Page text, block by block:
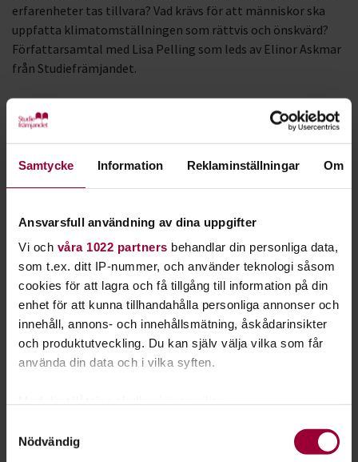
Samtycke Information Reklaminställningar Om
Ansvarsfull användning av dina uppgifter
Vi och våra 1022 partners behandlar din personliga data,
som t.ex. ditt IP-nummer, och använder teknologi såsom
cookies för att lagra och få tillgång till information på din
enhet för att kunna tillhandahålla personliga annonser och
innehåll, annons- och innehållsmätning, åskådarinsikter
och produktutveckling. Du kan själv välja vilka som får
använda din data och i vilka syften.
som kan ha en noggrannhet på upp till flera meter
Nödvändig
erfarenheter tas tillvara? Vad krävs för att människor ska
uppfatta klimatomställningen som rättvis och önskvärd?
Författarsamtal med Lisa Pelling som leds av Elinor Askmar
från Studiefrämjandet.
Frihet på cykel
Cykelfrämjandet och Alingsås kommun har genomfört två
cykelkurser för vuxna i Alingsås. En föreläsning hur dessa
kurser har stärkt gemenskapen, förbättrat folkhälsan och
Viktigt på riktigt, filmvisning och diskussion
2023 skrev Therese Lindgren Naturskyddsföreningens årsbok
"Viktigt på riktigt" och i den här filmen berättar hon om sin
resa mot en mer hållbar livsstil.
Klädbytardag på Vänersborgs Bibliotek
Förnya garderoben utan att köpa nytt.
Laga, låna, bygg och byt på Fixoteket
höns”